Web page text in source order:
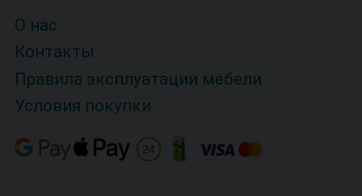
О нас
Контакты
Правила эксплуатации мебели
Условия покупки